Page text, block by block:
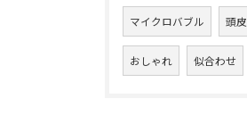
マイクロバブル 頭皮
おしゃれ 似合わせ